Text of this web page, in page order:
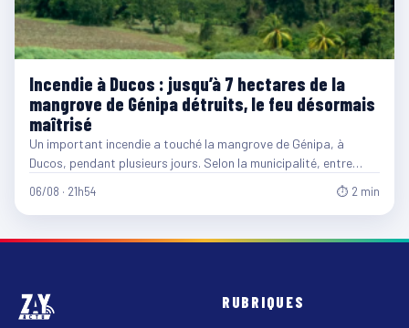
Incendie à Ducos : jusqu’à 7 hectares de la
mangrove de Génipa détruits, le feu désormais
maîtrisé
Un important incendie a touché la mangrove de Génipa, à
Ducos, pendant plusieurs jours. Selon la municipalité, entre…
06/08 · 21h54 ⏱ 2 min
RUBRIQUES